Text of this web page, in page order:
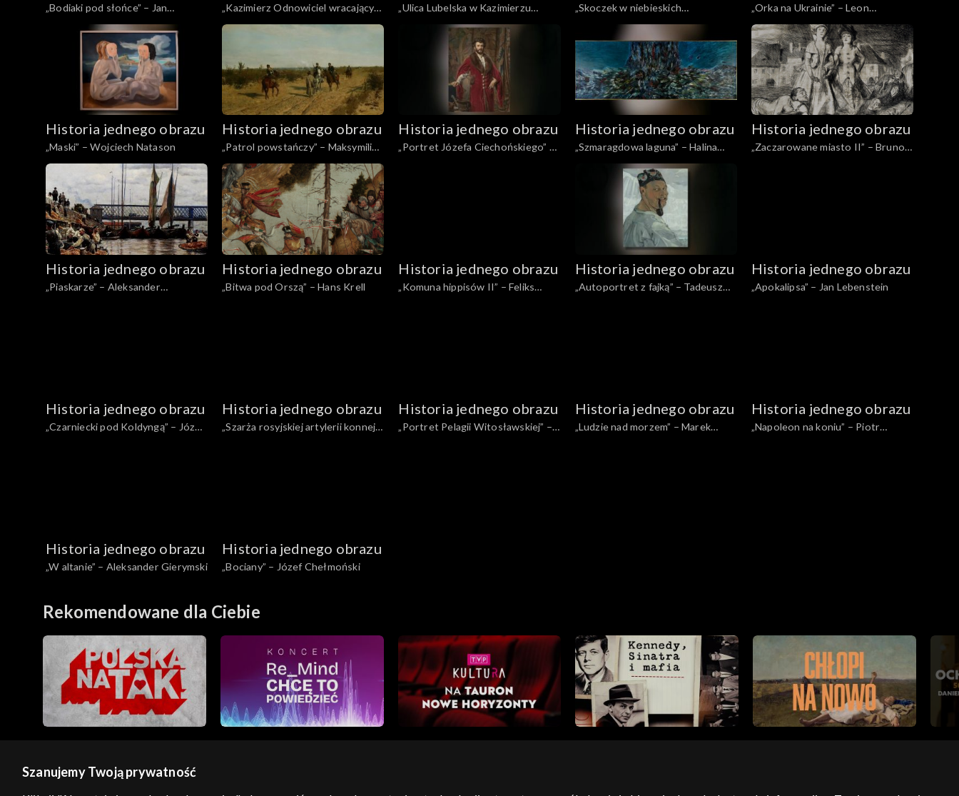
„Bodiaki pod słońce” – Jan
Stanisławski
„Kazimierz Odnowiciel wracający
do Polski” – Wojciech Gerson
„Ulica Lubelska w Kazimierzu
Dolnym” – Władysław Ślewiński
„Skoczek w niebieskich
pończochach” – Stanisław Frenkiel
„Orka na Ukrainie” – Leon
Wyczółkowski
Historia jednego obrazu
„Maski” – Wojciech Natason
Historia jednego obrazu
„Patrol powstańczy” – Maksymilian
Gierymski
Historia jednego obrazu
„Portret Józefa Ciechońskiego” –
Historia jednego obrazu
„Szmaragdowa laguna” – Halina
Historia jednego obrazu
„Zaczarowane miasto II” – Bruno
Historia jednego obrazu
„Piaskarze” – Aleksander
Historia jednego obrazu
„Bitwa pod Orszą” – Hans Krell
Historia jednego obrazu
„Komuna hippisów II” – Feliks
Historia jednego obrazu
„Autoportret z fajką” – Tadeusz
Historia jednego obrazu
„Apokalipsa” – Jan Lebenstein
Historia jednego obrazu
„Czarniecki pod Koldyngą” – Józef
Historia jednego obrazu
„Szarża rosyjskiej artylerii konnej”
Historia jednego obrazu
„Portret Pelagii Witosławskiej” –
Historia jednego obrazu
„Ludzie nad morzem” – Marek
Historia jednego obrazu
„Napoleon na koniu” – Piotr
Historia jednego obrazu
„W altanie” – Aleksander Gierymski
Historia jednego obrazu
„Bociany” – Józef Chełmoński
Rekomendowane dla Ciebie
Szanujemy Twoją prywatność